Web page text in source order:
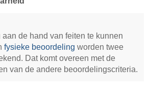
de hand van feiten te kunnen
fysieke beoordeling worden twee
Dat komt overeen met de
van de andere beoordelingscriteria.